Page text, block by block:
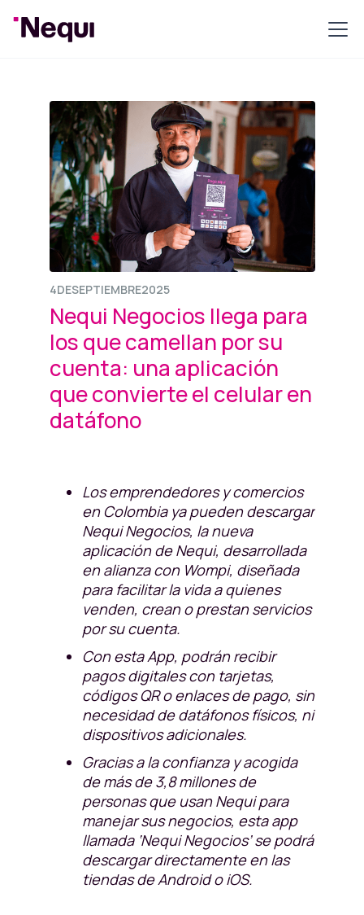
4DESEPTIEMBRE2025
Nequi Negocios llega para
los que camellan por su
cuenta: una aplicación
que convierte el celular en
datáfono
Los emprendedores y comercios
en Colombia ya pueden descargar
Nequi Negocios, la nueva
aplicación de Nequi, desarrollada
en alianza con Wompi, diseñada
para facilitar la vida a quienes
venden, crean o prestan servicios
por su cuenta.
Con esta App, podrán recibir
pagos digitales con tarjetas,
códigos QR o enlaces de pago, sin
necesidad de datáfonos físicos, ni
dispositivos adicionales.
Gracias a la confianza y acogida
de más de 3,8 millones de
personas que usan Nequi para
manejar sus negocios, esta app
llamada ‘Nequi Negocios’ se podrá
descargar directamente en las
tiendas de Android o iOS.